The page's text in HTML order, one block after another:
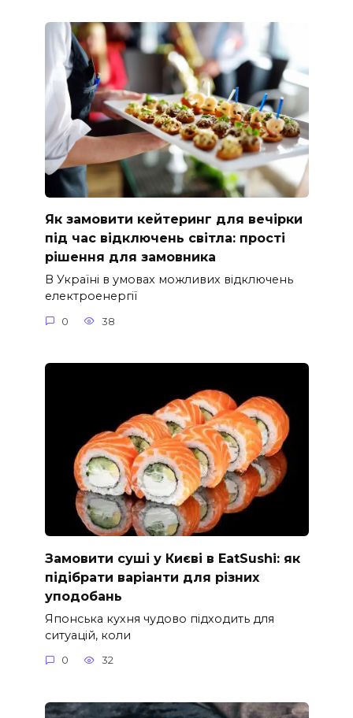
Як замовити кейтеринг для вечірки
під час відключень світла: прості
рішення для замовника
В Україні в умовах можливих відключень
електроенергії
0 38
Замовити суші у Києві в EatSushi: як
підібрати варіанти для різних
уподобань
Японська кухня чудово підходить для
ситуацій, коли
0 32